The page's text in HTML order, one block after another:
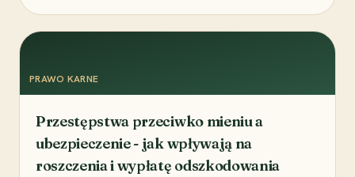
PRAWO KARNE
Przestępstwa przeciwko mieniu a
ubezpieczenie - jak wpływają na
roszczenia i wypłatę odszkodowania